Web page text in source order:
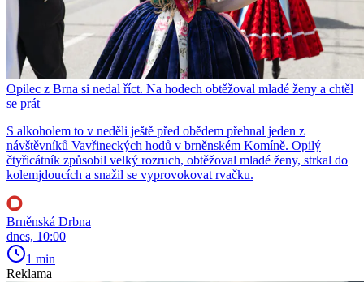
Opilec z Brna si nedal říct. Na hodech obtěžoval mladé ženy a chtěl
se prát
S alkoholem to v neděli ještě před obědem přehnal jeden z
návštěvníků Vavřineckých hodů v brněnském Komíně. Opilý
čtyřicátník způsobil velký rozruch, obtěžoval mladé ženy, strkal do
kolemjdoucích a snažil se vyprovokovat rvačku.
Brněnská Drbna
dnes, 10:00
1 min
Reklama